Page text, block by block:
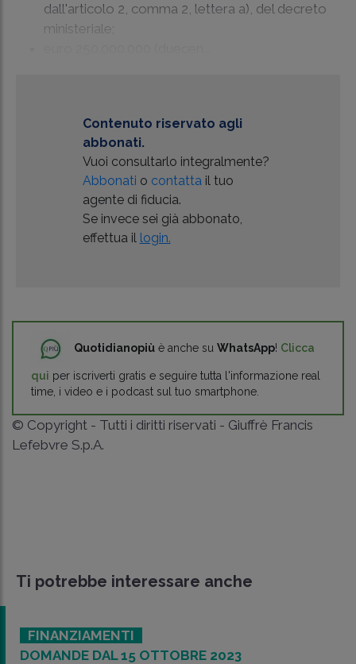
dall'articolo 2, comma 2, lettera a), del decreto
ministeriale;
Contenuto riservato agli
abbonati.
Vuoi consultarlo integralmente?
Abbonati o contattail tuo
agente di fiducia.
Se invece sei già abbonato,
effettua il login.
Quotidianopiù è anche su WhatsApp! Clicca
qui per iscriverti gratis e seguire tutta l'informazione real
time, i video e i podcast sul tuo smartphone.
© Copyright - Tutti i diritti riservati - Giuffrè Francis
Lefebvre S.p.A.
Ti potrebbe interessare anche
FINANZIAMENTI
DOMANDE DAL 15 OTTOBRE 2023